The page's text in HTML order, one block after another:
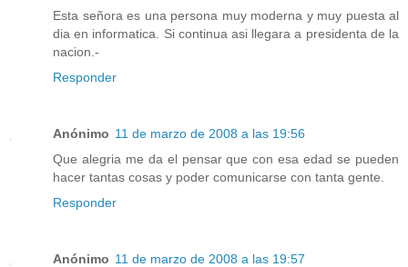
Esta señora es una persona muy moderna y muy puesta al
dia en informatica. Si continua asi llegara a presidenta de la
nacion.-
Responder
Anónimo 11 de marzo de 2008 a las 19:56
Que alegria me da el pensar que con esa edad se pueden
hacer tantas cosas y poder comunicarse con tanta gente.
Responder
Anónimo 11 de marzo de 2008 a las 19:57